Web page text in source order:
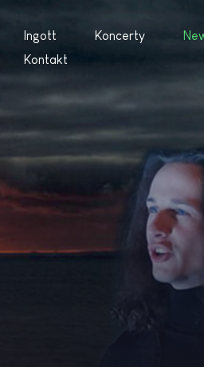
Ingott Koncerty
Kontakt